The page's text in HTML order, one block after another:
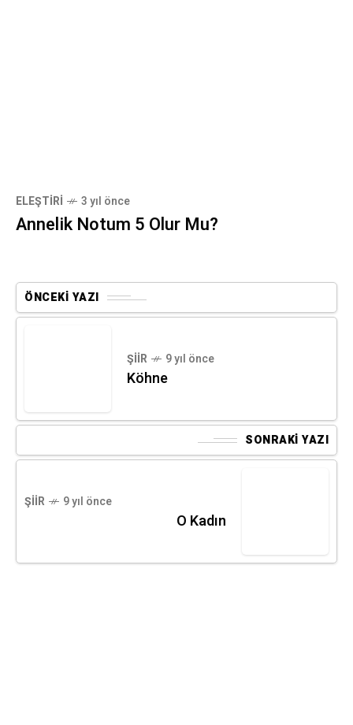
ELEŞTIRI 3 yıl önce
Annelik Notum 5 Olur Mu?
ÖNCEKI YAZI
ŞIIR 9 yıl önce
Köhne
SONRAKI YAZI
ŞIIR 9 yıl önce
O Kadın